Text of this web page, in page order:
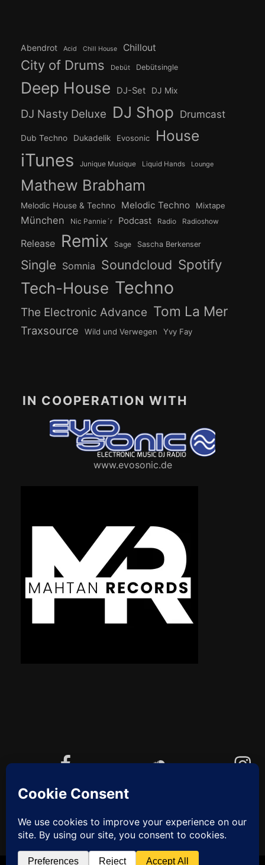
Abendrot Acid Chill House Chillout
City of Drums Debüt Debütsingle
Deep House DJ-Set DJ Mix
DJ Nasty Deluxe DJ Shop Drumcast
Dub Techno Dukadelik Evosonic House
iTunes Junique Musique Liquid Hands Lounge
Mathew Brabham
Melodic House & Techno Melodic Techno Mixtape
München Nic Pannie´r Podcast Radio Radioshow
Release Remix Sage Sascha Berkenser
Single Somnia Soundcloud Spotify
Tech-House Techno
The Electronic Advance Tom La Mer
Traxsource Wild und Verwegen Yvy Fay
IN COOPERATION WITH
www.evosonic.de
YouTube
Cookie-Richtlinie (EU)
ZUM
ANFANG